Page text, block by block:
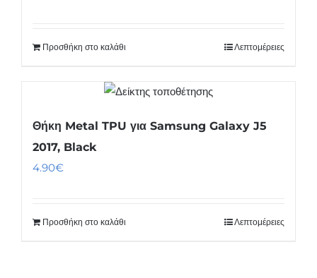
Προσθήκη στο καλάθι Λεπτομέρειες
Θήκη Metal TPU για Samsung Galaxy J5
2017, Black
4.90€
Προσθήκη στο καλάθι Λεπτομέρειες